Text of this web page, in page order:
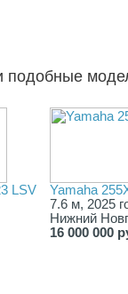
подобные
LSV
Yamaha
7.6 м, 2025
Нижний
16 000 000